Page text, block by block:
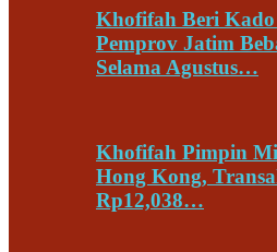
Khofifah Beri Kado
Pemprov Jatim
Selama Agustus…
Khofifah Pimpin
Hong Kong,
Rp12,038…